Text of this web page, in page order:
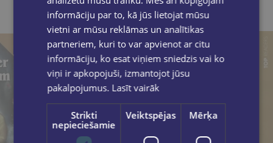
informāciju par to, kā jūs lietojat mūsu
vietni ar mūsu reklāmas un analītikas
partneriem, kuri to var apvienot ar citu
informāciju, ko esat viņiem sniedzis vai ko
viņi ir apkopojuši, izmantojot jūsu
pakalpojumus. Lasīt vairāk
Strikti
nepieciešamie
Veiktspējas Mērķa